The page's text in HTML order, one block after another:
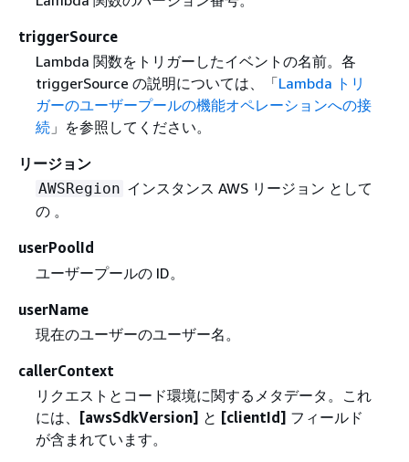
triggerSource
Lambda 関数をトリガーしたイベントの名前。各
triggerSource の説明については、「Lambda トリ
ガーのユーザープールの機能オペレーションへの接
続」を参照してください。
リージョン
AWSRegion インスタンス AWS リージョン として
の 。
userPoolId
ユーザープールの ID。
userName
現在のユーザーのユーザー名。
callerContext
リクエストとコード環境に関するメタデータ。これ
には、 [awsSdkVersion] と [clientId] フィールド
が含まれています。